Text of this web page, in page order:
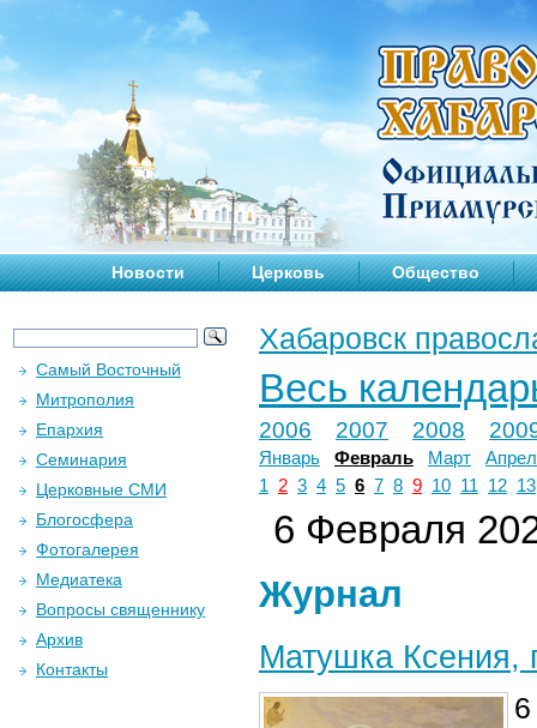
Новости Церковь Общество
Хабаровск
Весь
2006 2007 2008
Январь Февраль Март
1
2 3 4 5 6 7 8 9 10 11 12 13
6 Февраля
Журнал
Матушка Ксения,
Самый Восточный
Митрополия
Епархия
Семинария
Церковные СМИ
Блогосфера
Фотогалерея
Медиатека
Вопросы священнику
Архив
Контакты